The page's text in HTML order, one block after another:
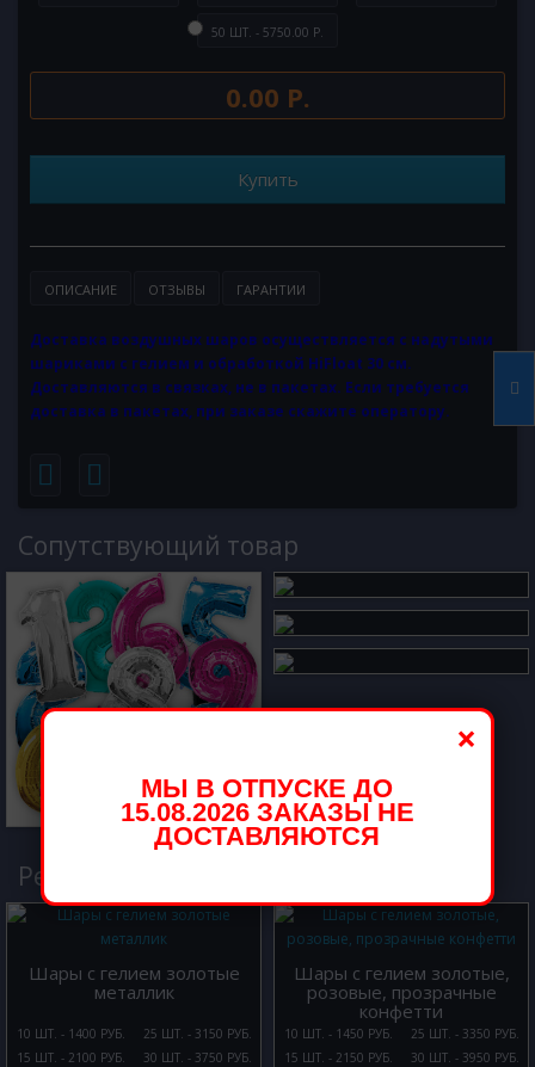
50 ШТ. - 5750.00 Р.
0.00 Р.
Купить
ОПИСАНИЕ ОТЗЫВЫ ГАРАНТИИ
Доставка воздушных шаров осуществляется с надутыми
шариками с гелием и обработкой HiFloat 30 см.
Доставляются в связках, не в пакетах. Если требуется
доставка в пакетах, при заказе скажите оператору.
Cопутствующий товар
Рекомендуемые товары
Шары с гелием золотые
металлик
10 ШТ. - 1400 РУБ.
15 ШТ. - 2100 РУБ.
25 ШТ. - 3150 РУБ.
30 ШТ. - 3750 РУБ.
Шары с гелием золотые,
розовые, прозрачные
конфетти
10 ШТ. - 1450 РУБ.
15 ШТ. - 2150 РУБ.
25 ШТ. - 3350 РУБ.
30 ШТ. - 3950 РУБ.
×
МЫ В ОТПУСКЕ ДО
15.08.2026 ЗАКАЗЫ НЕ
ДОСТАВЛЯЮТСЯ